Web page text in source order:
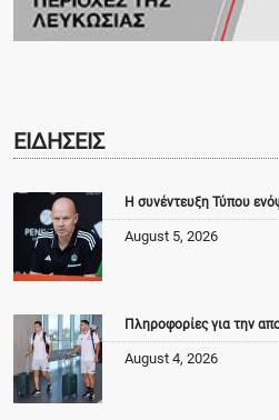
ΕΙΔΗΣΕΙΣ
Η συνέντευξη Τύπου
August 5, 2026
Πληροφορίες για την
August 4, 2026